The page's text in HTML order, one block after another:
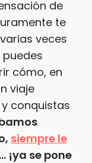
de
te
veces
cómo, en
viaje
conquistas
siempre le
¡ya se pone